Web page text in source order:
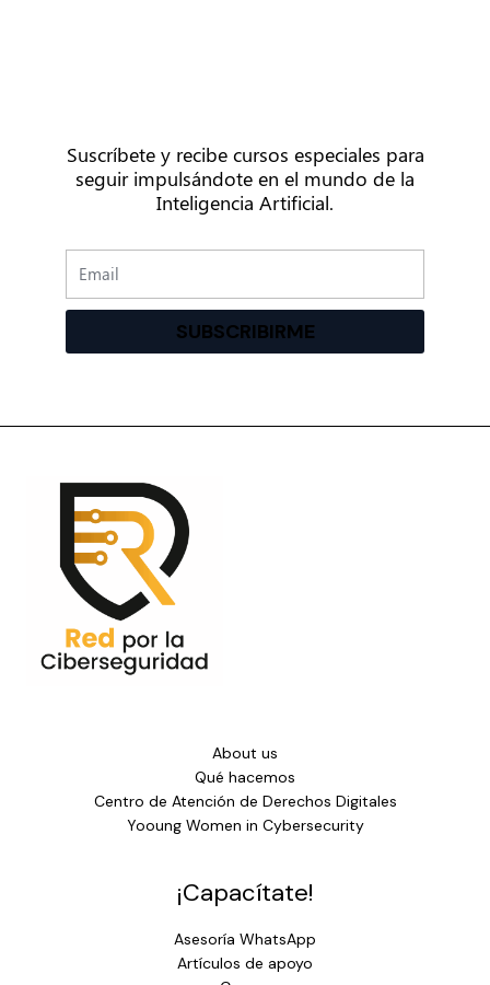
Suscríbete y recibe cursos especiales para
seguir impulsándote en el mundo de la
Inteligencia Artificial.
SUBSCRIBIRME
About us
Qué hacemos
Centro de Atención de Derechos Digitales
Yooung Women in Cybersecurity
¡Capacítate!
Asesoría WhatsApp
Artículos de apoyo